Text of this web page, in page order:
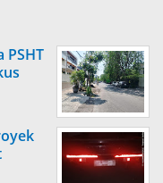
PSHT